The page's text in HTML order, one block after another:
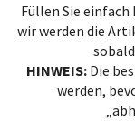
Füllen Sie
wir werden die
HINWEIS: Die
werden,